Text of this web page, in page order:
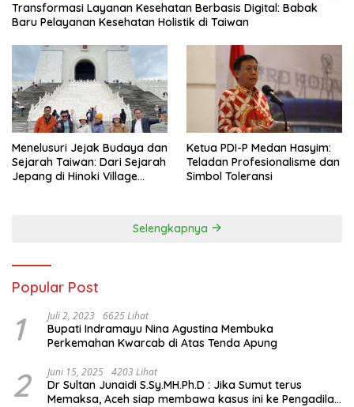
Transformasi Layanan Kesehatan Berbasis Digital: Babak
Baru Pelayanan Kesehatan Holistik di Taiwan
Menelusuri Jejak Budaya dan
Sejarah Taiwan: Dari Sejarah
Jepang di Hinoki Village
Ketua PDI-P Medan Hasyim:
Teladan Profesionalisme dan
Simbol Toleransi
Selengkapnya
Popular Post
1 Juli 2, 2023 6625 Lihat
Bupati Indramayu Nina Agustina Membuka
Perkemahan Kwarcab di Atas Tenda Apung
2 Juni 15, 2025 4203 Lihat
Dr Sultan Junaidi S.Sy.MH.Ph.D : Jika Sumut terus
Memaksa, Aceh siap membawa kasus ini ke Pengadilan